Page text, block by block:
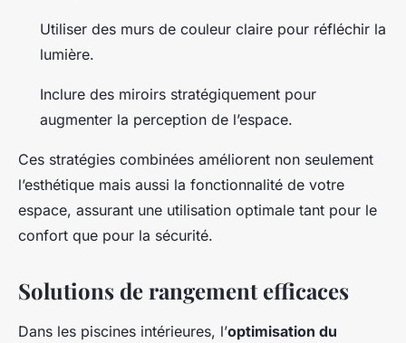
Utiliser des murs de couleur claire pour réfléchir la
lumière.
Inclure des miroirs stratégiquement pour
augmenter la perception de l’espace.
Ces stratégies combinées améliorent non seulement
l’esthétique mais aussi la fonctionnalité de votre
espace, assurant une utilisation optimale tant pour le
confort que pour la sécurité.
Solutions de rangement efficaces
Dans les piscines intérieures, l’optimisation du